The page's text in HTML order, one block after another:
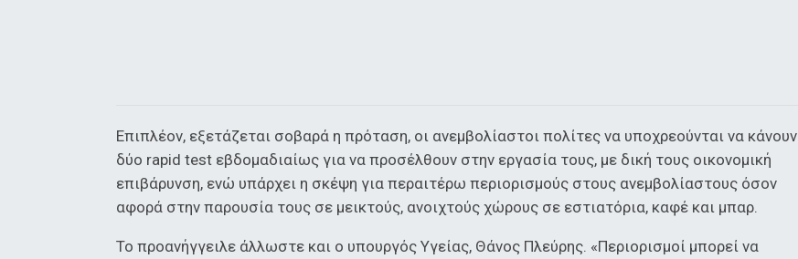
Επιπλέον, εξετάζεται σοβαρά η πρόταση, οι ανεμβολίαστοι πολίτες να υποχρεούνται να κάνουν
δύο rapid test εβδομαδιαίως για να προσέλθουν στην εργασία τους, με δική τους οικονομική
επιβάρυνση, ενώ υπάρχει η σκέψη για περαιτέρω περιορισμούς στους ανεμβολίαστους όσον
αφορά στην παρουσία τους σε μεικτούς, ανοιχτούς χώρους σε εστιατόρια, καφέ και μπαρ.
Το προανήγγειλε άλλωστε και ο υπουργός Υγείας, Θάνος Πλεύρης. «Περιορισμοί μπορεί να